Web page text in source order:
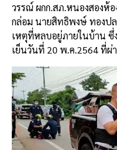
วรรณ์ ผกก.สภ.หนองสองห้อ
กล่อม นายสิทธิพงษ์ ทองป
เหตุที่หลบอยู่ภายในบ้าน ซึ่
เย็นวันที่ 20 พ.ค.2564 ที่ผ่